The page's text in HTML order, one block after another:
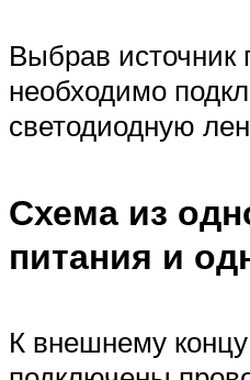
Выбрав источник
необходимо
светодиодную
Схема из
питания и
К внешнему